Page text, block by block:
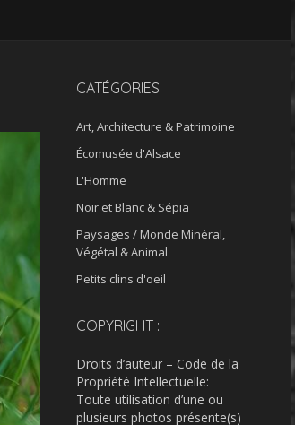
CATÉGORIES
Art, Architecture & Patrimoine
Écomusée d'Alsace
L'Homme
Noir et Blanc & Sépia
Paysages / Monde Minéral,
Végétal & Animal
Petits clins d'oeil
COPYRIGHT :
Droits d’auteur – Code de la
Propriété Intellectuelle:
Toute utilisation d’une ou
plusieurs photos présente(s)